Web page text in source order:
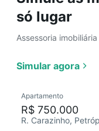
só lugar
Assessoria
Simular agora
Apartamento
R$ 750.000
R. Carazinho,